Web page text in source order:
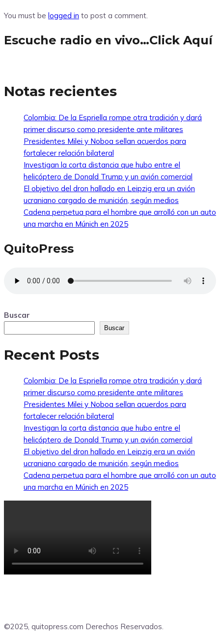
You must be logged in to post a comment.
Escuche radio en vivo…Click Aquí
Notas recientes
Colombia: De la Espriella rompe otra tradición y dará
primer discurso como presidente ante militares
Presidentes Milei y Noboa sellan acuerdos para
fortalecer relación bilateral
Investigan la corta distancia que hubo entre el
helicóptero de Donald Trump y un avión comercial
El objetivo del dron hallado en Leipzig era un avión
ucraniano cargado de munición, según medios
Cadena perpetua para el hombre que arrolló con un auto
una marcha en Múnich en 2025
QuitoPress
Buscar
Buscar
Recent Posts
Colombia: De la Espriella rompe otra tradición y dará
primer discurso como presidente ante militares
Presidentes Milei y Noboa sellan acuerdos para
fortalecer relación bilateral
Investigan la corta distancia que hubo entre el
helicóptero de Donald Trump y un avión comercial
El objetivo del dron hallado en Leipzig era un avión
ucraniano cargado de munición, según medios
Cadena perpetua para el hombre que arrolló con un auto
una marcha en Múnich en 2025
©2025, quitopress.com Derechos Reservados.